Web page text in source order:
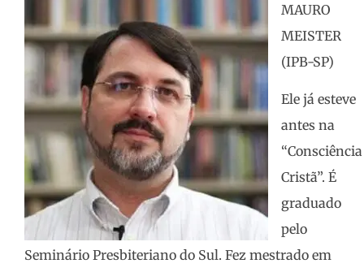
MAURO
MEISTER
(IPB-SP)
Ele já esteve
antes na
“Consciência
Cristã”. É
graduado
pelo
Seminário Presbiteriano do Sul. Fez mestrado em